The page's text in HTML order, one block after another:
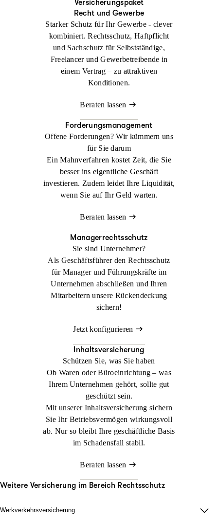
Versicherungspaket
Recht und Gewerbe
Starker Schutz für Ihr Gewerbe - clever
kombiniert. Rechtsschutz, Haftpflicht
und Sachschutz für Selbstständige,
Freelancer und Gewerbetreibende in
einem Vertrag – zu attraktiven
Konditionen.
Beraten lassen
Forderungsmanagement
Offene Forderungen? Wir kümmern uns
für Sie darum
Ein Mahnverfahren kostet Zeit, die Sie
besser ins eigentliche Geschäft
investieren. Zudem leidet Ihre Liquidität,
wenn Sie auf Ihr Geld warten.
Beraten lassen
Managerrechtsschutz
Sie sind Unternehmer?
Als Geschäftsführer den Rechtsschutz
für Manager und Führungskräfte im
Unternehmen abschließen und Ihren
Mitarbeitern unsere Rückendeckung
sichern!
Jetzt konfigurieren
Inhaltsversicherung
Schützen Sie, was Sie haben
Ob Waren oder Büroeinrichtung – was
Ihrem Unternehmen gehört, sollte gut
geschützt sein.
Mit unserer Inhaltsversicherung sichern
Sie Ihr Betriebsvermögen wirkungsvoll
ab. Nur so bleibt Ihre geschäftliche Basis
im Schadensfall stabil.
Beraten lassen
Weitere Versicherung im Bereich Rechtsschutz
Werkverkehrsversicherung